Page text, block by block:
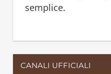
semplice.
CANALI UFFICIALI